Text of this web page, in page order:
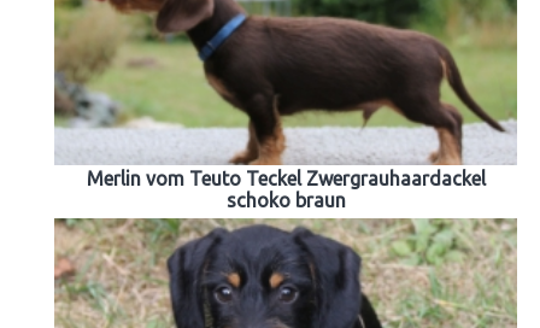
Merlin vom Teuto Teckel Zwergrauhaardackel
schoko braun